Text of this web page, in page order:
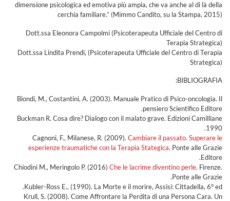
dimensione psicologica ed emotiva più ampia, che va anche al di là della
cerchia familiare.” (Mimmo Candito, su la Stampa, 2015)
Dott.ssa Eleonora Campolmi (Psicoterapeuta Ufficiale del Centro di
Terapia Strategica)
Dott.ssa Lindita Prendi, (Psicoterapeuta Ufficiale del Centro di Terapia
Strategica)
BIBLIOGRAFIA:
Biondi, M., Costantini, A. (2003). Manuale Pratico di Psico-oncologia. Il
pensiero Scientifico Editore.
Buckman R. Cosa dire? Dialogo con il malato grave. Edizioni Camilliane
1990.
Cagnoni, F., Milanese, R. (2009). Cambiare il passato. Superare le
esperienze traumatiche con la Terapia Stategica. Ponte alle Grazie
Editore.
Chiodini M., Meringolo P. (2016) Che le lacrime diventino perle. Firenze.
Ponte alle Grazie.
Kubler-Ross E., (1990). La Morte e il morire, Assisi: Cittadella, 6° ed.
Krull, S. (2008). Come Affrontare la Perdita di una Persona Cara. Un